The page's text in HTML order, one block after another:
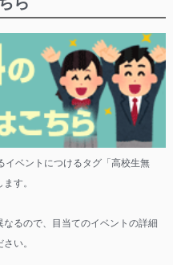
ベントにつけるタグ「高校生無
す。
るので、目当てのイベントの詳細
い。